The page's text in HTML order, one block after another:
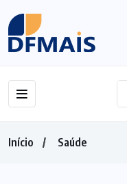
Início Saúde